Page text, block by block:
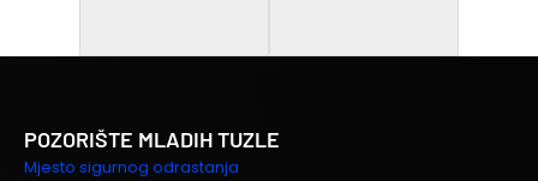
POZORIŠTE MLADIH TUZLE
Mjesto sigurnog odrastanja